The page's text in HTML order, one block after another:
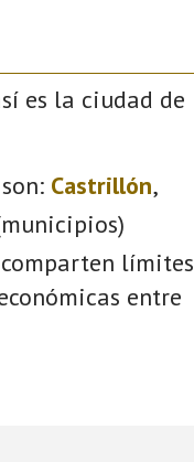
es la ciudad de
son: Castrillón,
límites
entre